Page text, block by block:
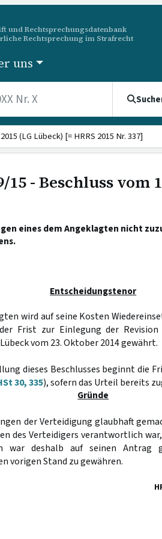
und Rechtsprechungsdatenbank
Rechtsprechung im Strafrecht
uns
(LG Lübeck) [= HRRS 2015 Nr. 337]
15 - Beschluss vom
eines dem Angeklagten nicht
Entscheidungstenor
wird auf seine Kosten
Frist zur Einlegung der
vom 23. Oktober 2014 gewährt.
dieses Beschlusses beginnt die
30, 335), sofern das Urteil bereits
Gründe
der Verteidigung glaubhaft
des Verteidigers verantwortlich
war deshalb auf seinen
vorigen Stand zu gewähren.